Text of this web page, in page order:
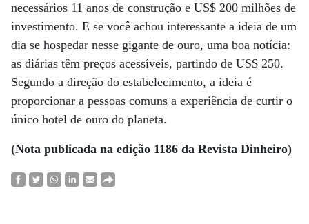
necessários 11 anos de construção e US$ 200 milhões de
investimento. E se você achou interessante a ideia de um
dia se hospedar nesse gigante de ouro, uma boa notícia:
as diárias têm preços acessíveis, partindo de US$ 250.
Segundo a direção do estabelecimento, a ideia é
proporcionar a pessoas comuns a experiência de curtir o
único hotel de ouro do planeta.
(Nota publicada na edição 1186 da Revista Dinheiro)